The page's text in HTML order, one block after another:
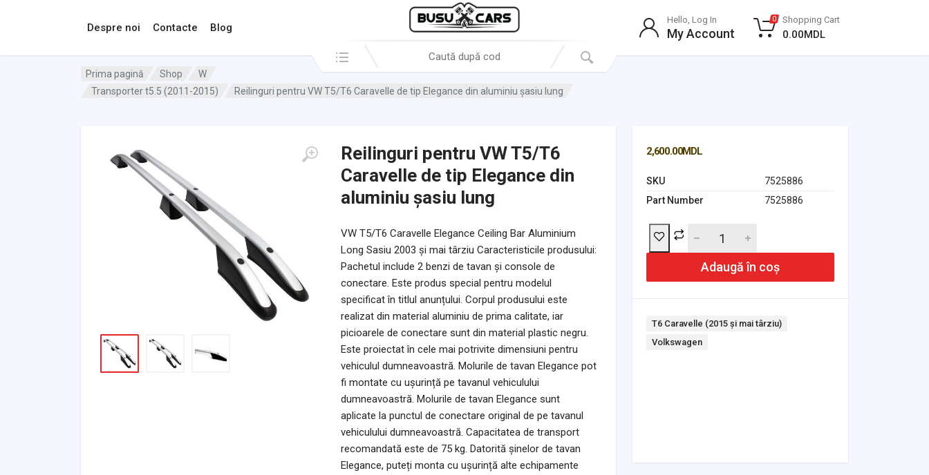
Despre noi Contacte Blog
Hello, Log In
My Account
0 Shopping Cart
0.00MDL
Prima pagină Shop
W
Transporter t5.5 (2011-2015)
Reilinguri pentru VW T5/T6 Caravelle de tip Elegance din aluminiu șasiu lung
Reilinguri pentru VW T5/T6
Caravelle de tip Elegance din
aluminiu șasiu lung
VW T5/T6 Caravelle Elegance Ceiling Bar Aluminium
Long Sasiu 2003 și mai târziu Caracteristicile produsului:
Pachetul include 2 benzi de tavan și console de
conectare. Este produs special pentru modelul
specificat în titlul anunțului. Corpul produsului este
realizat din material aluminiu de prima calitate, iar
picioarele de conectare sunt din material plastic negru.
Este proiectat în cele mai potrivite dimensiuni pentru
vehiculul dumneavoastră. Molurile de tavan Elegance pot
fi montate cu ușurință pe tavanul vehiculului
dumneavoastră. Molurile de tavan Elegance sunt
aplicate la punctul de conectare original de pe tavanul
vehiculului dumneavoastră. Capacitatea de transport
recomandată este de 75 kg. Datorită șinelor de tavan
Elegance, puteți monta cu ușurință alte echipamente
2,600.00MDL
SKU
7525886
Part Number
7525886
Adaugă în coș
Tags:
T6 Caravelle (2015 și mai târziu)
Volkswagen